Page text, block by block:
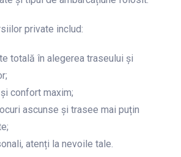
private includ:
totală în alegerea traseului și
confort maxim;
ascunse și trasee mai puțin
atenți la nevoile tale.